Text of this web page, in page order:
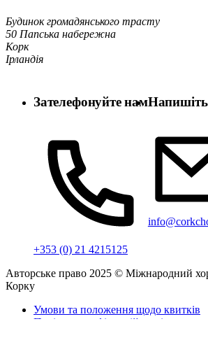
Будинок громадянського трасту
50 Папська набережна
Корк
Ірландія
Зателефонуйте нам
+353 (0) 21 4215125
Авторське право 2025 © Міжнародний
Корку
Умови та положення щодо квитків
Політика конфіденційності